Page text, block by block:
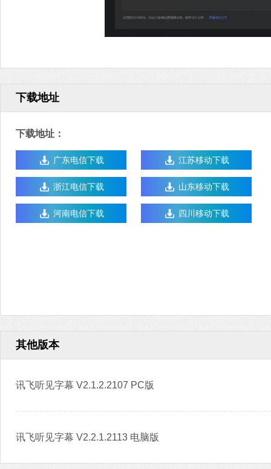
下载地址
下载地址：
广东电信下载 江苏移动下载
浙江电信下载 山东移动下载
河南电信下载 四川移动下载
其他版本
讯飞听见字幕 V2.1.2.2107 PC版
讯飞听见字幕 V2.2.1.2113 电脑版